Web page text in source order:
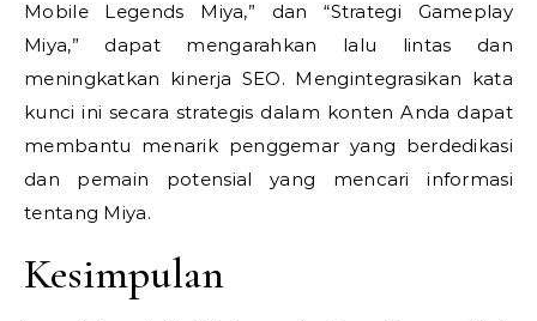
Mobile Legends Miya,” dan “Strategi Gameplay
Miya,” dapat mengarahkan lalu lintas dan
meningkatkan kinerja SEO. Mengintegrasikan kata
kunci ini secara strategis dalam konten Anda dapat
membantu menarik penggemar yang berdedikasi
dan pemain potensial yang mencari informasi
tentang Miya.
Kesimpulan